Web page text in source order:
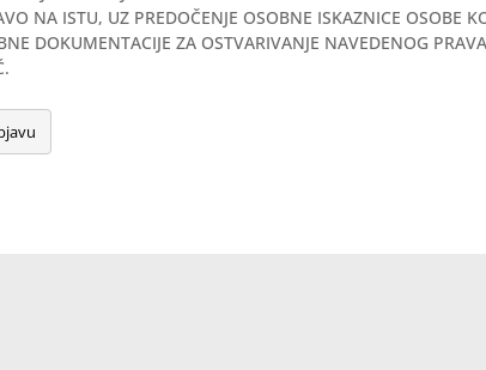
NA ISTU, UZ PREDOČENJE OSOBNE ISKAZNICE OSOBE
DOKUMENTACIJE ZA OSTVARIVANJE NAVEDENOG